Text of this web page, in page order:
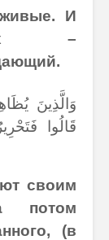
И
–
قَالُوا
своим
потом
(в